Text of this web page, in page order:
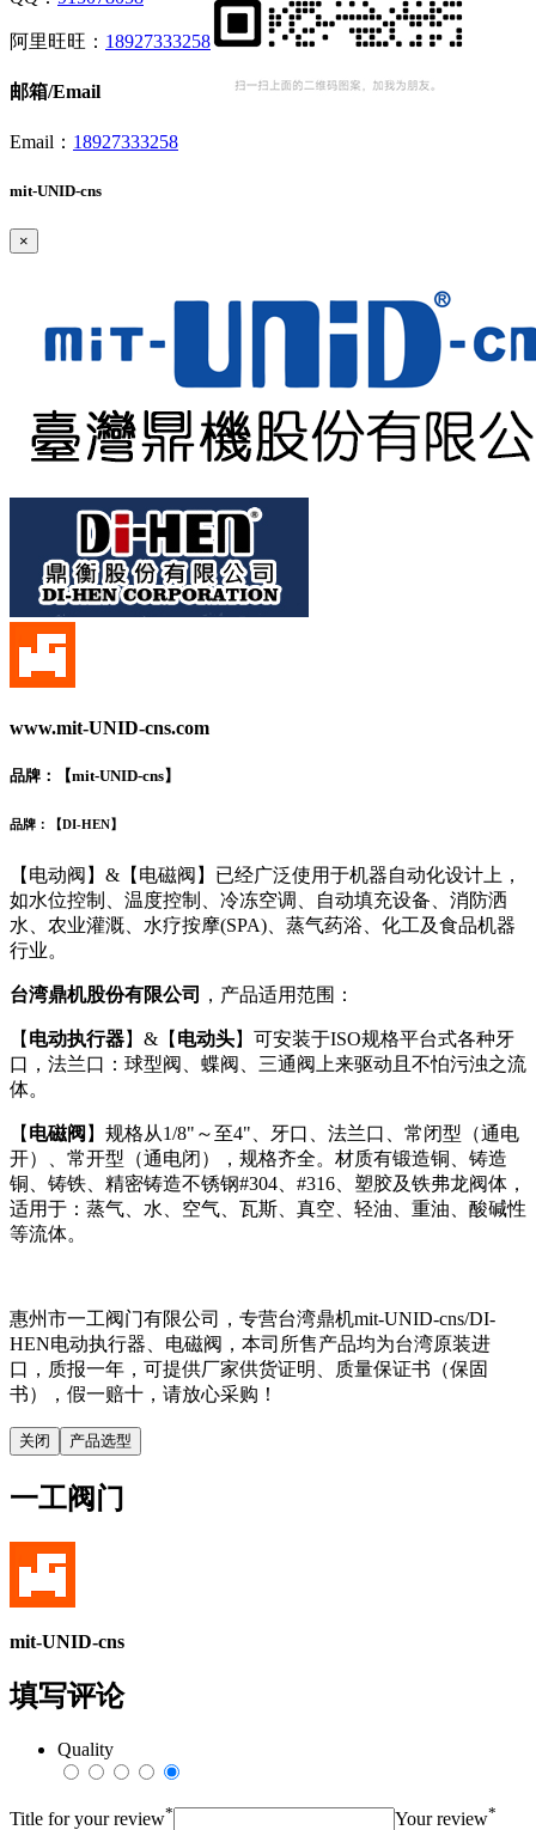
阿里旺旺： 18927333258
邮箱/Email
Email： 18927333258
mit-UNID-cns
×
www.mit-UNID-cns.com
品牌：【mit-UNID-cns】
品牌：【DI-HEN】
【电动阀】&【电磁阀】已经广泛使用于机器自动化设计上，
如水位控制、温度控制、冷冻空调、自动填充设备、消防洒
水、农业灌溉、水疗按摩(SPA)、蒸气药浴、化工及食品机器
行业。
台湾鼎机股份有限公司 ，产品适用范围：
【 电动执行器】&【 电动头】可安装于ISO规格平台式各种牙
口，法兰口：球型阀、蝶阀、三通阀上来驱动且不怕污浊之流
体。
【 电磁阀 】规格从1/8"～至4"、牙口、法兰口、常闭型（通电
开）、常开型（通电闭），规格齐全。材质有锻造铜、铸造
铜、铸铁、精密铸造不锈钢#304、#316、塑胶及铁弗龙阀体，
适用于：蒸气、水、空气、瓦斯、真空、轻油、重油、酸碱性
等流体。
惠州市一工阀门有限公司，专营台湾鼎机mit-UNID-cns/DI-
HEN电动执行器、电磁阀，本司所售产品均为台湾原装进
口，质报一年，可提供厂家供货证明、质量保证书（保固
书），假一赔十，请放心采购！
关闭 产品选型
一工阀门
mit-UNID-cns
填写评论
Quality
Title for your review* Your review*